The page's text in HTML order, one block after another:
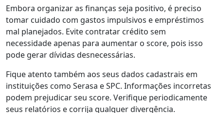
Embora organizar as finanças seja positivo, é preciso
tomar cuidado com gastos impulsivos e empréstimos
mal planejados. Evite contratar crédito sem
necessidade apenas para aumentar o score, pois isso
pode gerar dívidas desnecessárias.
Fique atento também aos seus dados cadastrais em
instituições como Serasa e SPC. Informações incorretas
podem prejudicar seu score. Verifique periodicamente
seus relatórios e corrija qualquer divergência.